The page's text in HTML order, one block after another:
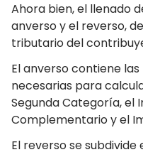
Ahora bien, el llenado
anverso y el reverso,
tributario del
El anverso contiene
necesarias para
Segunda Categoría, el
Complementario y el
El reverso se subdivide